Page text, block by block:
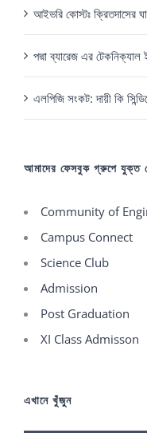
আইভরি কোস্টঃ ক্রিতদাসের
পদ্মা ব্যারেজ এর
এলপিজি সংকট: দায়ী কি
আমাদের ফেসবুক গ্রুপে যুক্ত
Community of
Campus Connect
Science Club
Admission
Post Graduation
XI Class Admisson
এখানে খুঁজুন